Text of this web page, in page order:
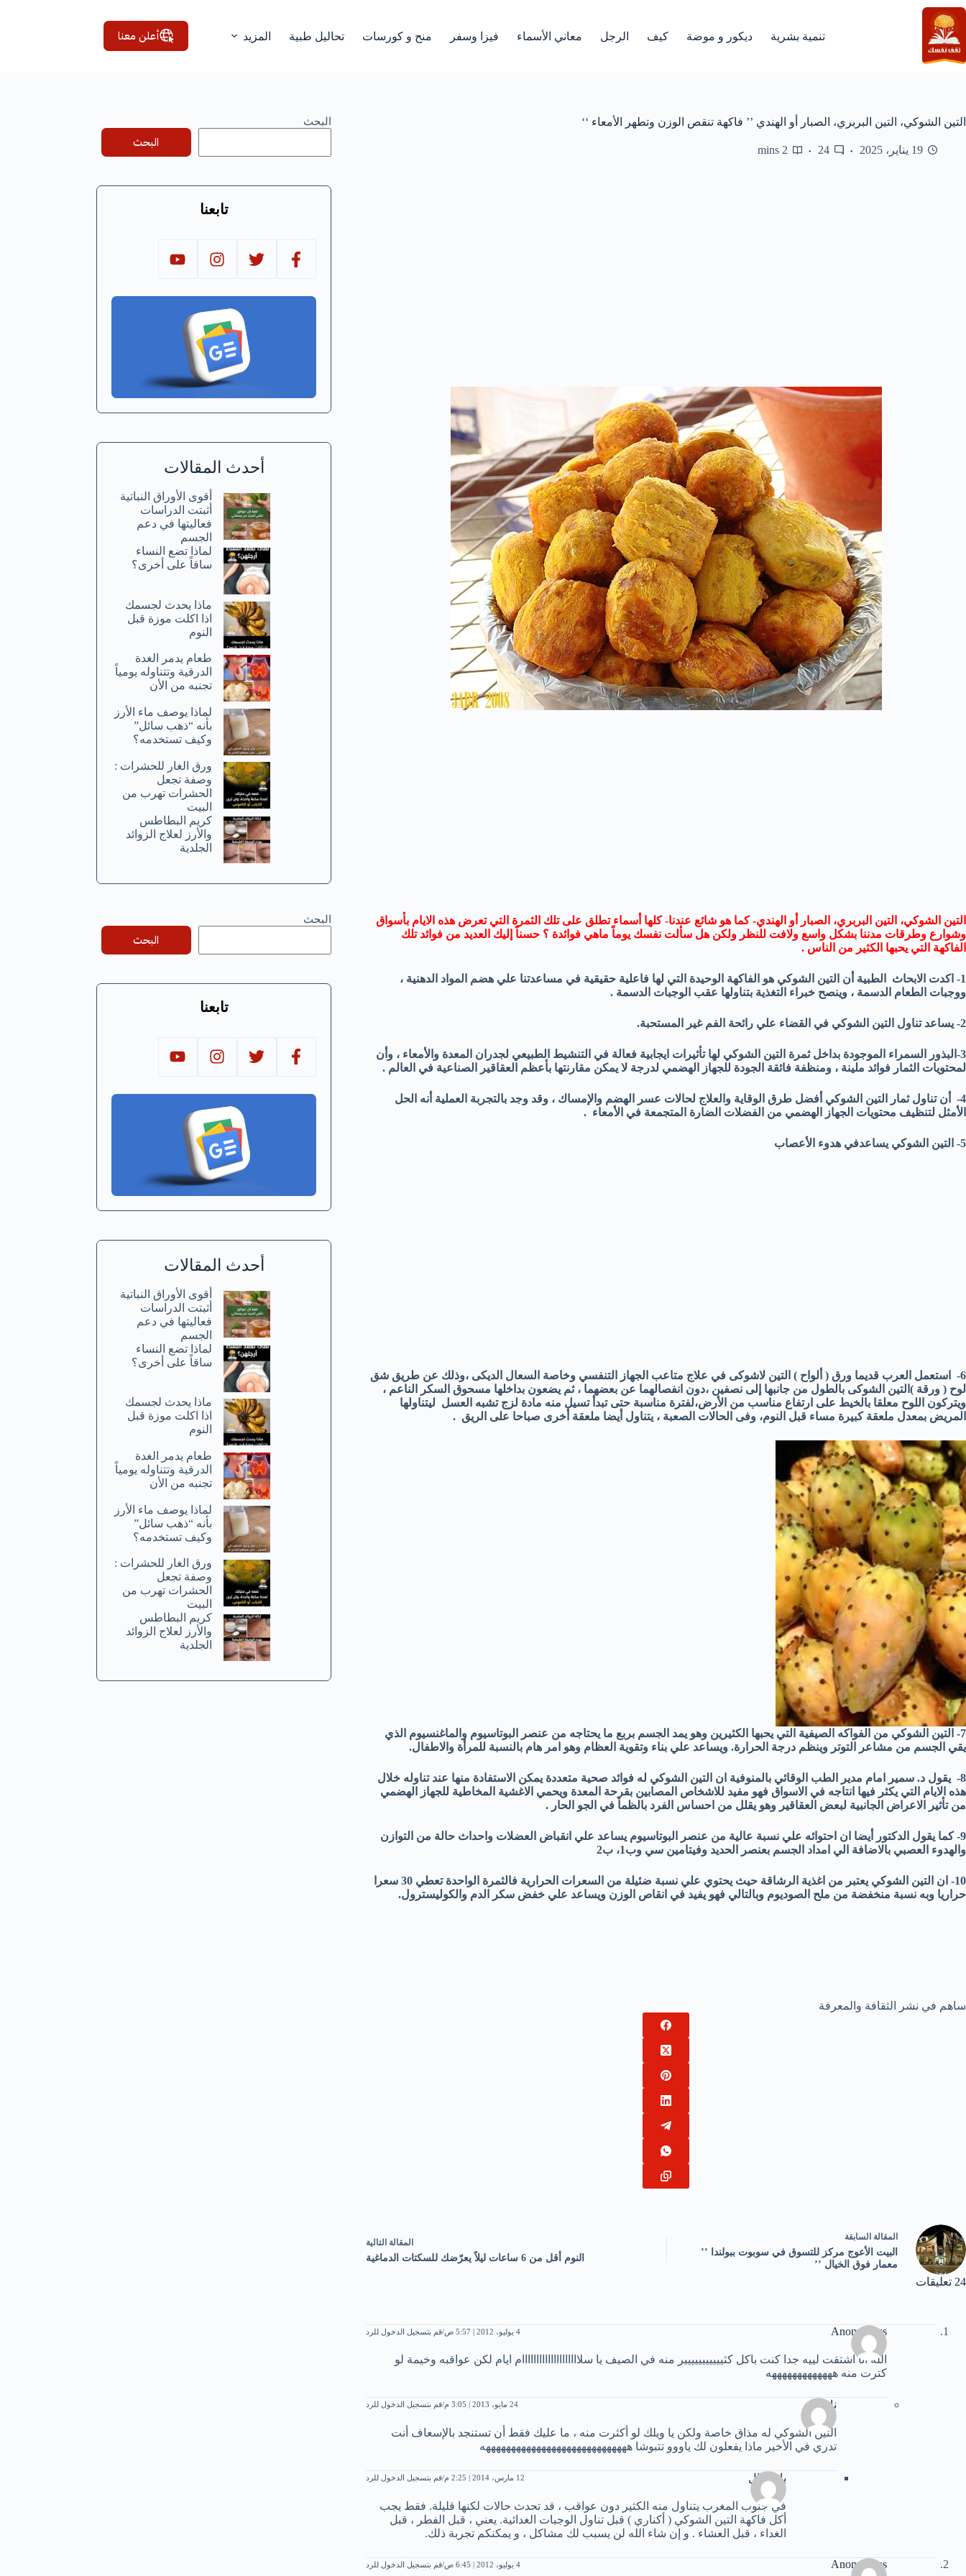
التجاوز
إلى
المحتوى
تنمية بشرية ديكور و موضة كيف الرجل معاني الأسماء فيزا وسفر منح و كورسات تحاليل طبية المزيد أعلن معنا
التين الشوكي، التين البربري، الصبار أو الهندي ’’ فاكهة تنقص الوزن وتطهر الأمعاء ‘‘
19 يناير، 2025 24
2 mins
التين الشوكي، التين البربري، الصبار أو الهندي- كما هو شائع عندنا- كلها أسماء تطلق على تلك الثمرة التي تعرض هذه الايام بأسواق
وشوارع وطرقات مدننا بشكل واسع ولافت للنظر ولكن هل سألت نفسك يوماً ماهي فوائدة ؟ حسناً إليك العديد من فوائد تلك
الفاكهة التي يحبها الكثير من الناس .
1- اكدت الابحاث الطبية أن التين الشوكي هو الفاكهة الوحيدة التي لها فاعلية حقيقية في مساعدتنا علي هضم المواد الدهنية ،
ووجبات الطعام الدسمة ، وينصح خبراء التغذية بتناولها عقب الوجبات الدسمة .
2- يساعد تناول التين الشوكي في القضاء علي رائحة الفم غير المستحبة.
3-البذور السمراء الموجودة بداخل ثمرة التين الشوكي لها تأثيرات ايجابية فعالة في التنشيط الطبيعي لجدران المعدة والأمعاء ، وأن
لمحتويات الثمار فوائد ملينة ، ومنظفة فائقة الجودة للجهاز الهضمي لدرجة لا يمكن مقارنتها بأعظم العقاقير الصناعية في العالم .
4- أن تناول ثمار التين الشوكي أفضل طرق الوقاية والعلاج لحالات عسر الهضم والإمساك ، وقد وجد بالتجربة العملية أنه الحل
الأمثل لتنظيف محتويات الجهاز الهضمي من الفضلات الضارة المتجمعة في الأمعاء .
5- التين الشوكي يساعدفي هدوء الأعصاب
6- استعمل العرب قديما ورق ( ألواح ) التين لاشوكى في علاج متاعب الجهاز التنفسي وخاصة السعال الديكى ،وذلك عن طريق شق
لوح ( ورقة )التين الشوكى بالطول من جانبها إلى نصفين ،دون انفصالهما عن بعضهما ، ثم يضعون بداخلها مسحوق السكر الناعم ،
ويتركون اللوح معلقا بالخيط على ارتفاع مناسب من الأرض،لفترة مناسبة حتى تبدأ تسيل منه مادة لزج تشبه العسل ليتناولها
المريض بمعدل ملعقة كبيرة مساء قبل النوم، وفى الحالات الصعبة ، يتناول أيضا ملعقة أخرى صباحا على الريق .
7- التين الشوكي من الفواكه الصيفية التي يحبها الكثيرين وهو يمد الجسم بربع ما يحتاجه من عنصر البوتاسيوم والماغنسيوم الذي
يقي الجسم من مشاعر التوتر وينظم درجة الحرارة. ويساعد علي بناء وتقوية العظام وهو امر هام بالنسبة للمرأة والاطفال.
8- يقول د. سمير امام مدير الطب الوقائي بالمنوفية ان التين الشوكي له فوائد صحية متعددة يمكن الاستفادة منها عند تناوله خلال
هذه الايام التي يكثر فيها انتاجه في الاسواق فهو مفيد للاشخاص المصابين بقرحة المعدة ويحمي الاغشية المخاطية للجهاز الهضمي
من تأثير الاعراض الجانبية لبعض العقاقير وهو يقلل من احساس الفرد بالظمأ في الجو الحار .
9- كما يقول الدكتور أيضا ان احتوائه علي نسبة عالية من عنصر البوتاسيوم يساعد علي انقباض العضلات واحداث حالة من التوازن
والهدوء العصبي بالاضافة الي امداد الجسم بعنصر الحديد وفيتامين سي وب1، ب2
10- ان التين الشوكي يعتبر من اغذية الرشاقة حيث يحتوي علي نسبة ضئيلة من السعرات الحرارية فالثمرة الواحدة تعطي 30 سعرا
حراريا وبه نسبة منخفضة من ملح الصوديوم وبالتالي فهو يفيد في انقاص الوزن ويساعد علي خفض سكر الدم والكوليسترول.
ساهم في نشر الثقافة والمعرفة
المقالة السابقة
البيت الأعوج مركز للتسوق في سوبوت ببولندا ’’
معمار فوق الخيال ’’
المقالة التالية
النوم أقل من 6 ساعات ليلاً يعرّضك للسكتات الدماغية
24 تعليقات
Anonymous 4 يوليو، 2012 | 5:57 ص قم بتسجيل الدخول للرد
الله انا اشتقت لييه جدا كنت باكل كثييييييييييير منه في الصيف يا سلاااااااااااااااااااام ايام لكن عواقبه وخيمة لو
كترت منه هههههههههههههه
ناصح 24 مايو، 2013 | 3:05 م قم بتسجيل الدخول للرد
التين الشوكي له مذاق خاصة ولكن يا ويلك لو أكثرت منه ، ما عليك فقط أن تستنجد بالإسعاف أنت
تدري في الأخير ماذا يفعلون لك ياووو تتبوشا هههههههههههههههههههههههههههههه
باب فال 12 مارس، 2014 | 2:25 م قم بتسجيل الدخول للرد
في جنوب المغرب يتناول منه الكثير دون عواقب ، قد تحدث حالات لكنها قليلة. فقط يجب
أكل فاكهة التين الشوكي ( أكناري ) قبل تناول الوجبات الغدائية. يعني ، قبل الفطر ، قبل
الغداء ، قبل العشاء . و إن شاء الله لن يسبب لك مشاكل ، و يمكنكم تجربة ذلك.
Anonymous 4 يوليو، 2012 | 6:45 ص قم بتسجيل الدخول للرد
البحث
البحث
تابعنا
أحدث المقالات
أقوى الأوراق النباتية
أثبتت الدراسات
فعاليتها في دعم
الجسم
لماذا تضع النساء
ساقاً على أخرى؟
ماذا يحدث لجسمك
اذا اكلت موزة قبل
النوم
طعام يدمر الغدة
الدرقية وتتناوله يومياً
تجنبه من الأن
لماذا يوصف ماء الأرز
بأنه “ذهب سائل”
وكيف تستخدمه؟
ورق الغار للحشرات :
وصفة تجعل
الحشرات تهرب من
البيت
كريم البطاطس
والأرز لعلاج الزوائد
الجلدية
البحث
البحث
تابعنا
أحدث المقالات
أقوى الأوراق النباتية
أثبتت الدراسات
فعاليتها في دعم
الجسم
لماذا تضع النساء
ساقاً على أخرى؟
ماذا يحدث لجسمك
اذا اكلت موزة قبل
النوم
طعام يدمر الغدة
الدرقية وتتناوله يومياً
تجنبه من الأن
لماذا يوصف ماء الأرز
بأنه “ذهب سائل”
وكيف تستخدمه؟
ورق الغار للحشرات :
وصفة تجعل
الحشرات تهرب من
البيت
كريم البطاطس
والأرز لعلاج الزوائد
الجلدية